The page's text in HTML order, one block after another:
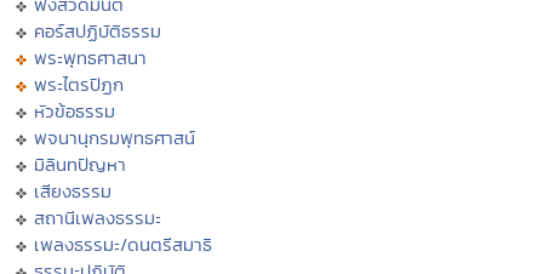
คอร์สปฏิบัติธรรม
พระพุทธศาสนา
พระไตรปิฏก
หัวข้อธรรม
พจนานุกรมพุทธศาสน์
มิลินทปัญหา
เสียงธรรม
สถานีเพลงธรรมะ
เพลงธรรมะ/ดนตรีสมาธิ